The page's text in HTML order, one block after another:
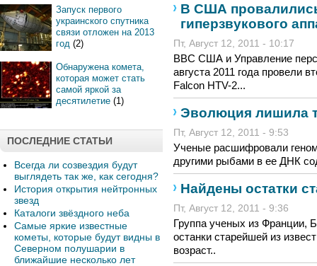
Запуск первого
украинского спутника
связи отложен на 2013
год (2)
Обнаружена комета,
которая может стать
самой яркой за
десятилетие (1)
ПОСЛЕДНИЕ СТАТЬИ
Всегда ли созвездия будут
выглядеть так же, как сегодня?
История открытия нейтронных
звезд
Каталоги звёздного неба
Самые яркие известные
кометы, которые будут видны в
Северном полушарии в
ближайшие несколько лет
В США
гиперзвукового
Пт, Август 12, 2011 - 10:17
ВВС США и Управление
августа 2011 года провели
Falcon HTV-2...
Эволюция лишила
Пт, Август 12, 2011 - 9:53
Ученые расшифровали
другими рыбами в ее ДНК
Найдены остатки
Пт, Август 12, 2011 - 9:36
Группа ученых из Франции,
останки старейшей из
возраст..